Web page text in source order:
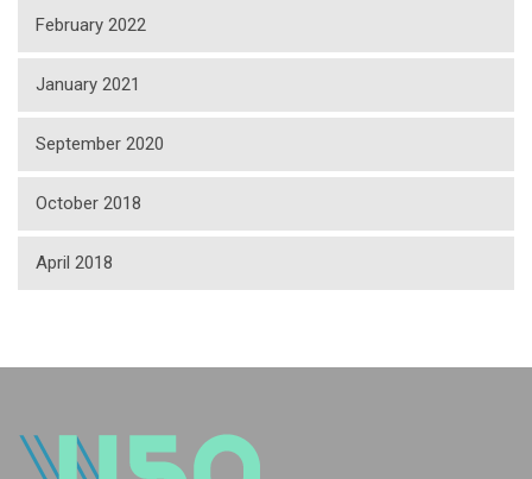
February 2022
January 2021
September 2020
October 2018
April 2018